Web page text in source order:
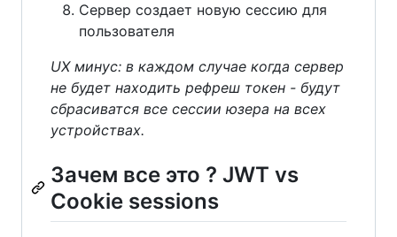
Сервер создает новую сессию для
пользователя
UX минус: в каждом случае когда сервер
не будет находить рефреш токен - будут
сбрасиватся все сессии юзера на всех
устройствах.
Зачем все это ? JWT vs
Cookie sessions